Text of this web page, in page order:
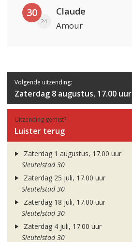
30
24
Claude
Amour
Volgende uitzending:
Zaterdag 8 augustus, 17.00 uur
Uitzending gemist?
Luister terug
Zaterdag 1 augustus, 17.00 uur
Sleutelstad 30
Zaterdag 25 juli, 17.00 uur
Sleutelstad 30
Zaterdag 18 juli, 17.00 uur
Sleutelstad 30
Zaterdag 4 juli, 17.00 uur
Sleutelstad 30